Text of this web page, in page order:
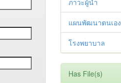
ภาวะผู้นำ
แผนพัฒนาตนเอง
โรงพยาบาล
Has File(s)